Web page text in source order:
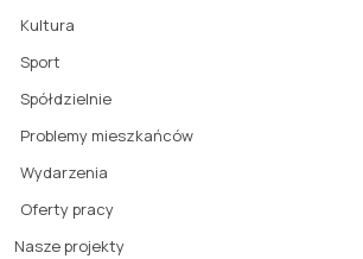
Kultura
Sport
Spółdzielnie
Problemy mieszkańców
Wydarzenia
Oferty pracy
Nasze projekty